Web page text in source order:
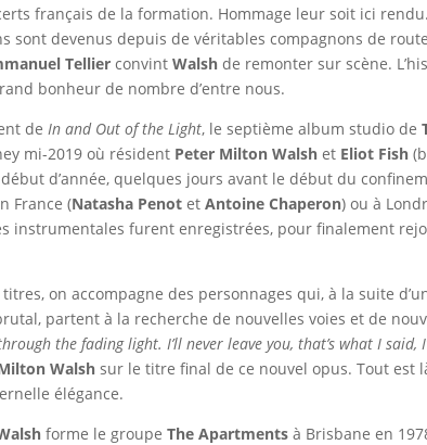
français de la formation. Hommage leur soit ici
sont devenus depuis de véritables compagnons de
Tellierconvint Walshde remonter sur scène.
bonheur de nombre d’entre nous.
de In and Out of the Light, le septième album studio de
mi-2019 où résident Peter Milton Walshet Eliot Fish
d’année, quelques jours avant le début du
France (Natasha Penotet Antoine Chaperon) ou à
instrumentales furent enregistrées, pour finalement
on accompagne des personnages qui, à la suite
partent à la recherche de nouvelles voies et de
the fading light. I’ll never leave you, that’s what I said,
Walshsur le titre final de ce nouvel opus. Tout est
élégance.
forme le groupe The Apartmentsà Brisbane en